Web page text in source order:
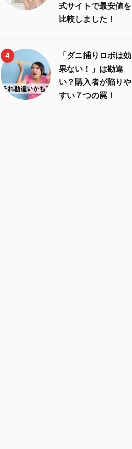
式サイトで最安値を
比較しました！
4
「ダニ捕りロボは効
果ない！」は勘違
い？購入者が陥りや
すい７つの罠！